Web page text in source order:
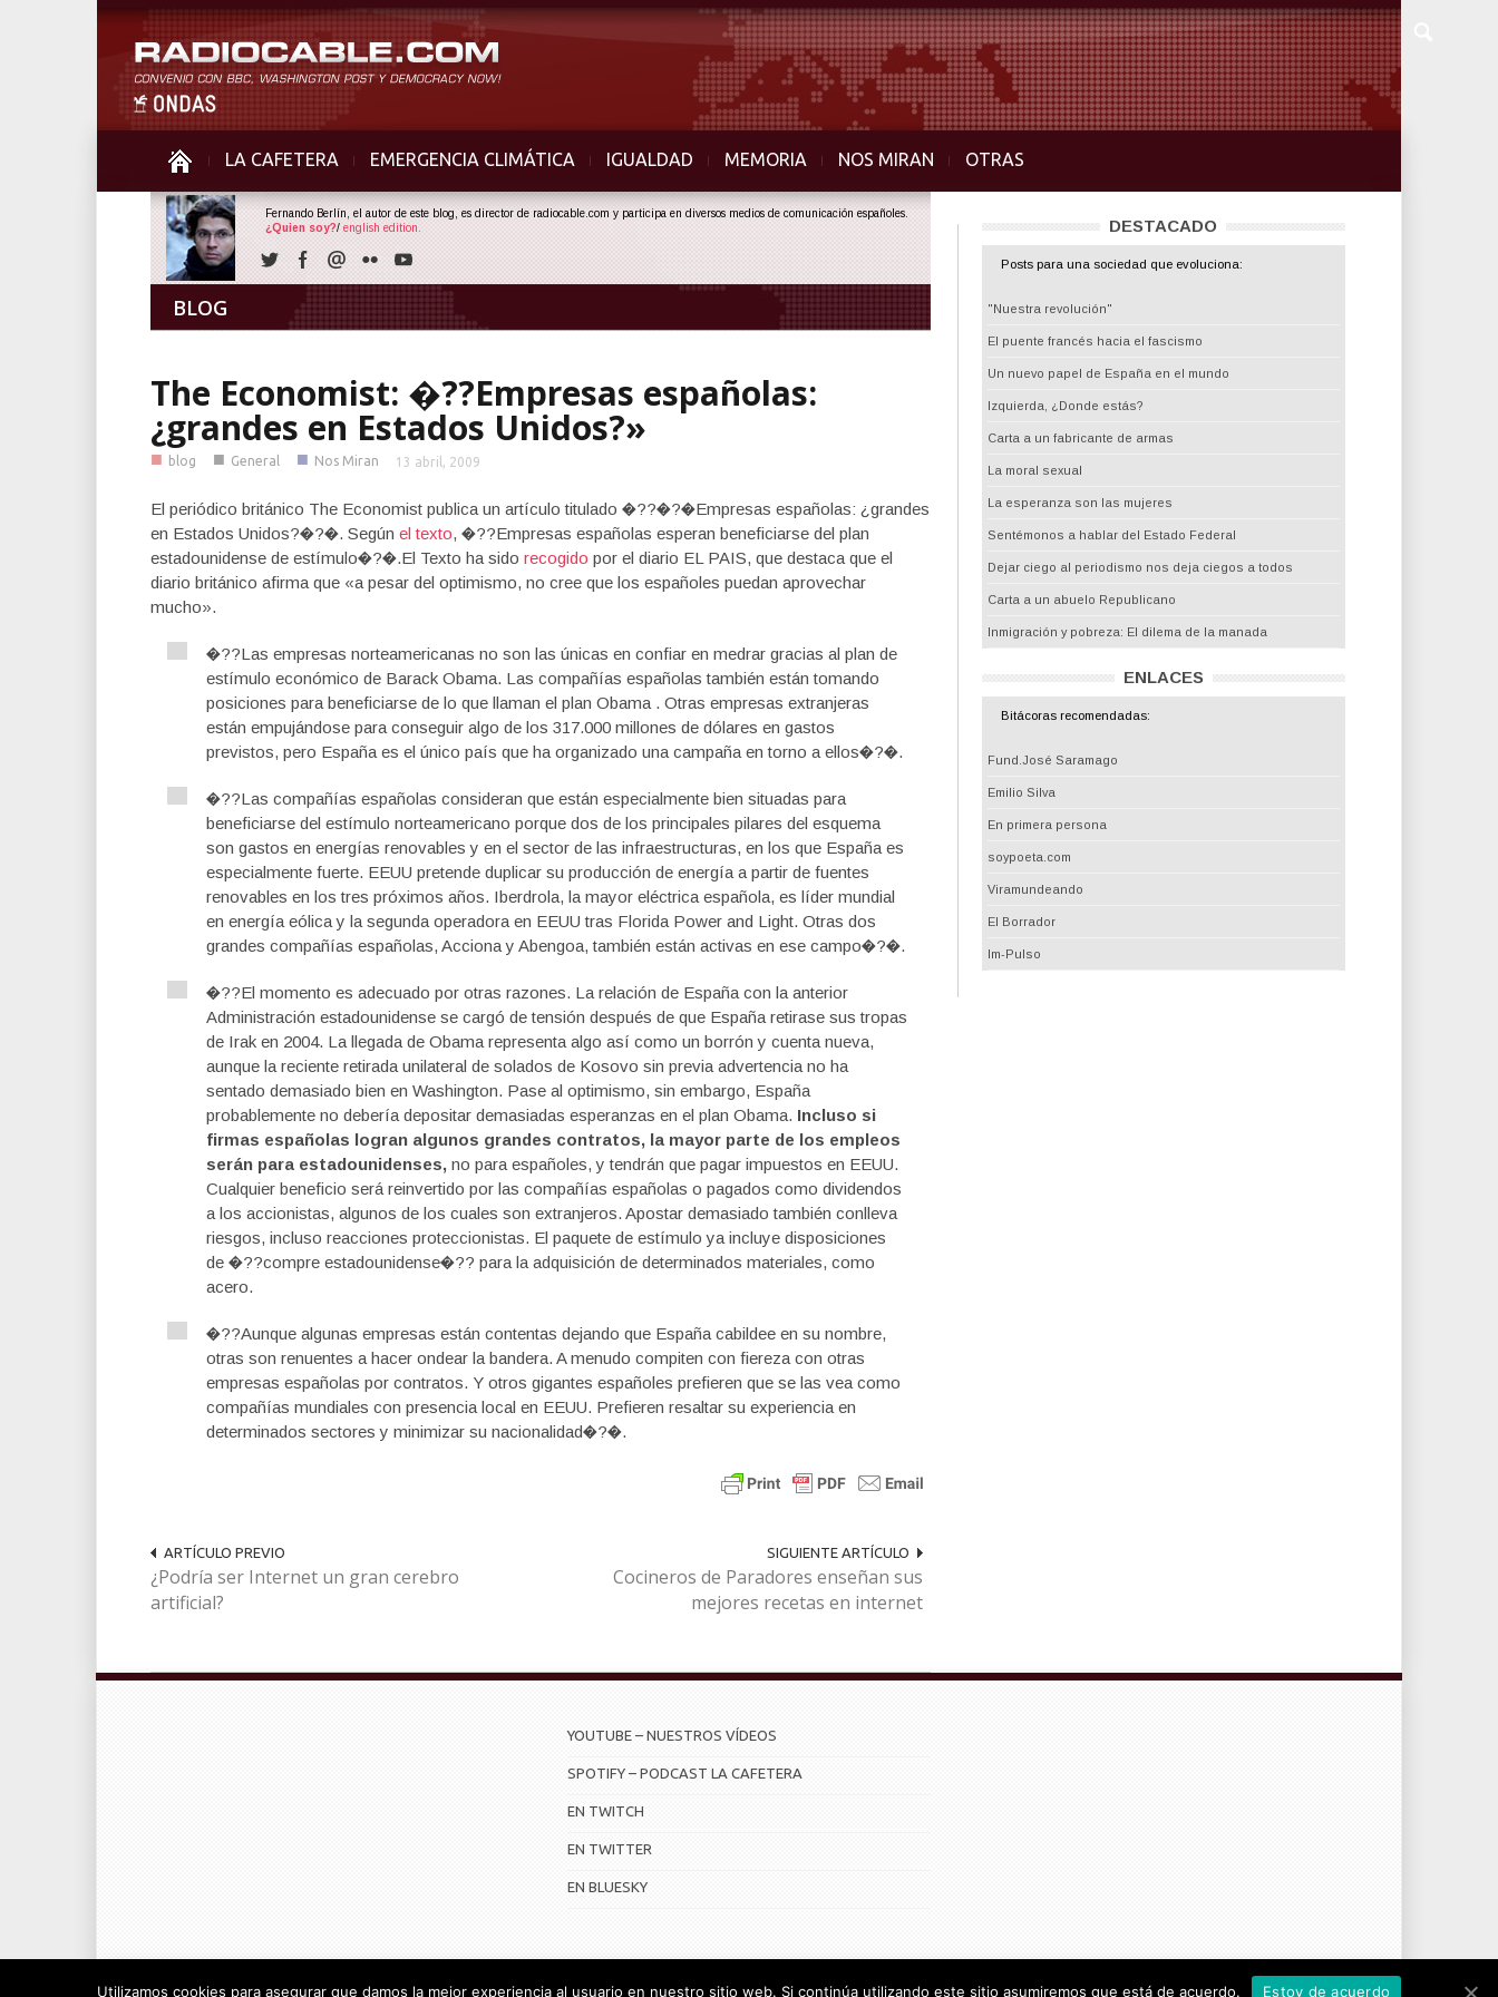
LA CAFETERA EMERGENCIA CLIMÁTICA IGUALDAD MEMORIA NOS MIRAN OTRAS
BLOG
Fernando Berlín, el autor de este blog, es director de radiocable.com y participa en diversos medios de comunicación españoles.
¿Quien soy?/ english edition.
The Economist: �??Empresas españolas:
¿grandes en Estados Unidos?»
■ blog ■ General ■ Nos Miran 13 abril, 2009
El periódico británico The Economist publica un artículo titulado �??�?�Empresas españolas: ¿grandes
en Estados Unidos?�?�. Según el texto, �??Empresas españolas esperan beneficiarse del plan
estadounidense de estímulo�?�.El Texto ha sido recogido por el diario EL PAIS, que destaca que el
diario británico afirma que «a pesar del optimismo, no cree que los españoles puedan aprovechar
mucho».
�??Las empresas norteamericanas no son las únicas en confiar en medrar gracias al plan de
estímulo económico de Barack Obama. Las compañías españolas también están tomando
posiciones para beneficiarse de lo que llaman el plan Obama . Otras empresas extranjeras
están empujándose para conseguir algo de los 317.000 millones de dólares en gastos
previstos, pero España es el único país que ha organizado una campaña en torno a ellos�?�.
�??Las compañías españolas consideran que están especialmente bien situadas para
beneficiarse del estímulo norteamericano porque dos de los principales pilares del esquema
son gastos en energías renovables y en el sector de las infraestructuras, en los que España es
especialmente fuerte. EEUU pretende duplicar su producción de energía a partir de fuentes
renovables en los tres próximos años. Iberdrola, la mayor eléctrica española, es líder mundial
en energía eólica y la segunda operadora en EEUU tras Florida Power and Light. Otras dos
grandes compañías españolas, Acciona y Abengoa, también están activas en ese campo�?�.
�??El momento es adecuado por otras razones. La relación de España con la anterior
Administración estadounidense se cargó de tensión después de que España retirase sus tropas
de Irak en 2004. La llegada de Obama representa algo así como un borrón y cuenta nueva,
aunque la reciente retirada unilateral de solados de Kosovo sin previa advertencia no ha
sentado demasiado bien en Washington. Pase al optimismo, sin embargo, España
probablemente no debería depositar demasiadas esperanzas en el plan Obama. Incluso si
firmas españolas logran algunos grandes contratos, la mayor parte de los empleos
serán para estadounidenses, no para españoles, y tendrán que pagar impuestos en EEUU.
Cualquier beneficio será reinvertido por las compañías españolas o pagados como dividendos
a los accionistas, algunos de los cuales son extranjeros. Apostar demasiado también conlleva
riesgos, incluso reacciones proteccionistas. El paquete de estímulo ya incluye disposiciones
de �??compre estadounidense�?? para la adquisición de determinados materiales, como
acero.
�??Aunque algunas empresas están contentas dejando que España cabildee en su nombre,
otras son renuentes a hacer ondear la bandera. A menudo compiten con fiereza con otras
empresas españolas por contratos. Y otros gigantes españoles prefieren que se las vea como
compañías mundiales con presencia local en EEUU. Prefieren resaltar su experiencia en
determinados sectores y minimizar su nacionalidad�?�.
ARTÍCULO PREVIO
¿Podría ser Internet un gran cerebro
artificial?
SIGUIENTE ARTÍCULO
Cocineros de Paradores enseñan sus
mejores recetas en internet
DESTACADO
Posts para una sociedad que evoluciona:
"Nuestra revolución"
El puente francés hacia el fascismo
Un nuevo papel de España en el mundo
Izquierda, ¿Donde estás?
Carta a un fabricante de armas
La moral sexual
La esperanza son las mujeres
Sentémonos a hablar del Estado Federal
Dejar ciego al periodismo nos deja ciegos a todos
Carta a un abuelo Republicano
Inmigración y pobreza: El dilema de la manada
ENLACES
Bitácoras recomendadas:
Fund.José Saramago
Emilio Silva
En primera persona
soypoeta.com
Viramundeando
El Borrador
Im-Pulso
YOUTUBE – NUESTROS VÍDEOS
SPOTIFY – PODCAST LA CAFETERA
EN TWITCH
EN TWITTER
EN BLUESKY
© Radiocable en Internet S.L. CONTRATO DE SERVICIOS Y POLÍTICA DE PRIVACIDAD
Utilizamos cookies para asegurar que damos la mejor experiencia al usuario en nuestro sitio web. Si continúa utilizando este sitio asumiremos que está de acuerdo. Estoy de acuerdo